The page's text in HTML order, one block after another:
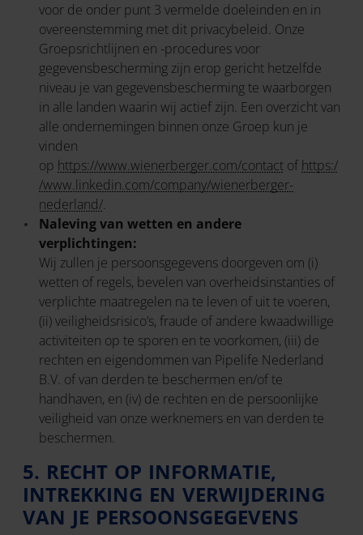
voor de onder punt 3 vermelde doeleinden en in
overeenstemming met dit privacybeleid. Onze
Groepsrichtlijnen en -procedures voor
gegevensbescherming zijn erop gericht hetzelfde
niveau je van gegevensbescherming te waarborgen
in alle landen waarin wij actief zijn. Een overzicht van
alle ondernemingen binnen onze Groep kun je
vinden
op https://www.wienerberger.com/contact ofhttps:/
/www.linkedin.com/company/wienerberger-
nederland/.
Naleving van wetten en andere
verplichtingen:
Wij zullen je persoonsgegevens doorgeven om (i)
wetten of regels, bevelen van overheidsinstanties of
verplichte maatregelen na te leven of uit te voeren,
(ii) veiligheidsrisico’s, fraude of andere kwaadwillige
activiteiten op te sporen en te voorkomen, (iii) de
rechten en eigendommen van Pipelife Nederland
B.V. of van derden te beschermen en/of te
handhaven, en (iv) de rechten en de persoonlijke
veiligheid van onze werknemers en van derden te
beschermen.
5. RECHT OP INFORMATIE,
INTREKKING EN VERWIJDERING
VAN JE PERSOONSGEGEVENS